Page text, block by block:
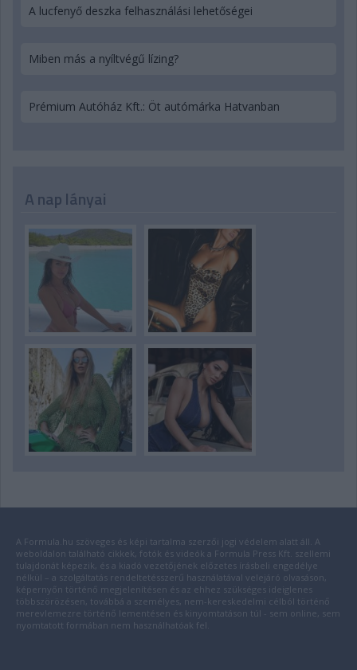
A lucfenyő deszka felhasználási lehetőségei
Miben más a nyíltvégű lízing?
Prémium Autóház Kft.: Öt autómárka Hatvanban
A nap lányai
A Formula.hu szöveges és képi tartalma szerzői jogi védelem alatt áll. A
weboldalon található cikkek, fotók és videók a Formula Press Kft. szellemi
tulajdonát képezik, és a kiadó vezetőjének előzetes írásbeli engedélye
nélkül – a szolgáltatás rendeltetésszerű használatával velejáró olvasáson,
képernyőn történő megjelenítésen és az ehhez szükséges ideiglenes
többszörözésen, továbbá a személyes, nem-kereskedelmi célból történő
merevlemezre történő lementésen és kinyomtatáson túl - sem online, sem
nyomtatott formában nem használhatóak fel.